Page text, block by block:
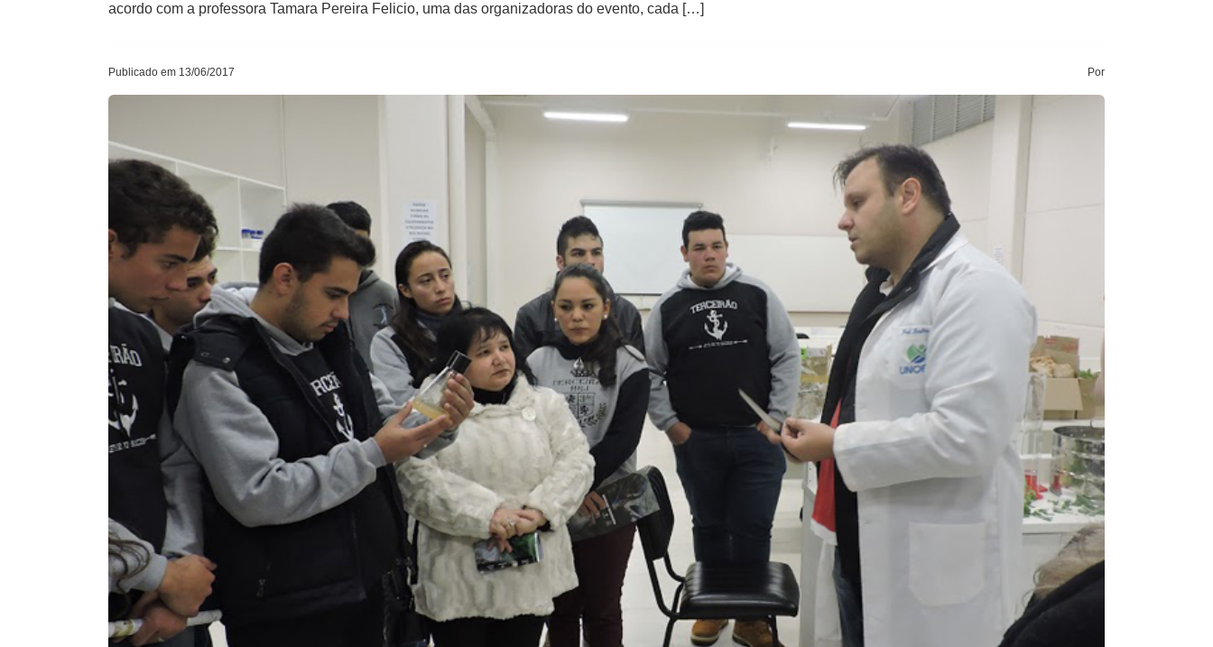
acordo com a professora Tamara Pereira Felicio, uma das organizadoras do evento, cada […]
Publicado em 13/06/2017 Por